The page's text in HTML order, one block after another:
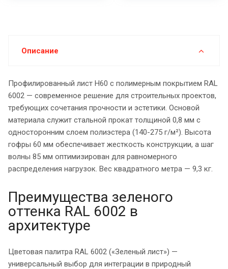
Описание
Профилированный лист Н60 с полимерным покрытием RAL
6002 — современное решение для строительных проектов,
требующих сочетания прочности и эстетики. Основой
материала служит стальной прокат толщиной 0,8 мм с
односторонним слоем полиэстера (140-275 г/м²). Высота
гофры 60 мм обеспечивает жесткость конструкции, а шаг
волны 85 мм оптимизирован для равномерного
распределения нагрузок. Вес квадратного метра — 9,3 кг.
Преимущества зеленого
оттенка RAL 6002 в
архитектуре
Цветовая палитра RAL 6002 («Зеленый лист») —
универсальный выбор для интеграции в природный